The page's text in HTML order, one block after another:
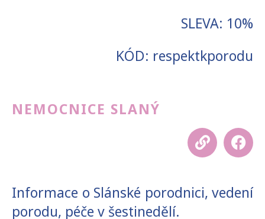
SLEVA: 10%
KÓD: respektkporodu
NEMOCNICE SLANÝ
Informace o Slánské porodnici, vedení
porodu, péče v šestinedělí.